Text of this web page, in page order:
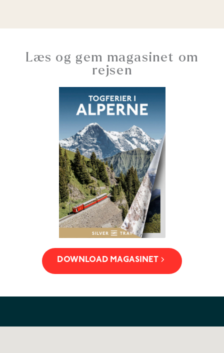
Læs og gem magasinet om
rejsen
DOWNLOAD MAGASINET